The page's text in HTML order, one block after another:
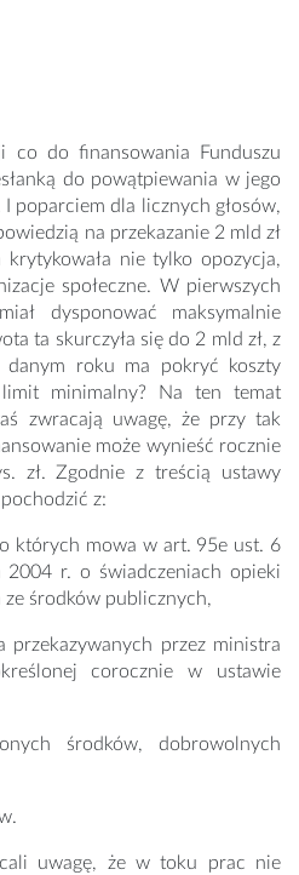
co do finansowania Funduszu
do powątpiewania w jego
poparciem dla licznych głosów,
na przekazanie 2 mld zł
nie tylko opozycja,
społeczne. W pierwszych
dysponować maksymalnie
ta skurczyła się do 2 mld zł, z
roku ma pokryć koszty
minimalny? Na ten temat
zwracają uwagę, że przy tak
może wynieść rocznie
zł. Zgodnie z treścią ustawy
z:
których mowa w art. 95e ust. 6
r. o świadczeniach opieki
środków publicznych,
przekazywanych przez ministra
corocznie w ustawie
środków, dobrowolnych
uwagę, że w toku prac nie